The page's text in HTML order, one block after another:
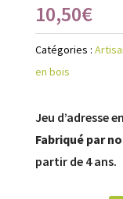
10,50€
Catégories :
en bois
Jeu d’adresse
Fabriqué par
partir de 4 ans.